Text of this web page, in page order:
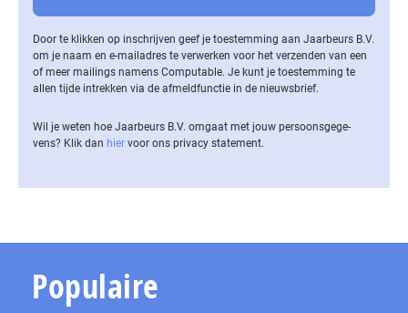
Door te klikken op inschrijven geef je toestemming aan Jaarbeurs B.V.
om je naam en e-mailadres te verwerken voor het verzenden van een
of meer mailings namens Computable. Je kunt je toestemming te
allen tijde intrekken via de af­meld­func­tie in de nieuwsbrief.
Wil je weten hoe Jaarbeurs B.V. omgaat met jouw per­soons­ge­ge­
vens? Klik dan hier voor ons privacy statement.
Populaire